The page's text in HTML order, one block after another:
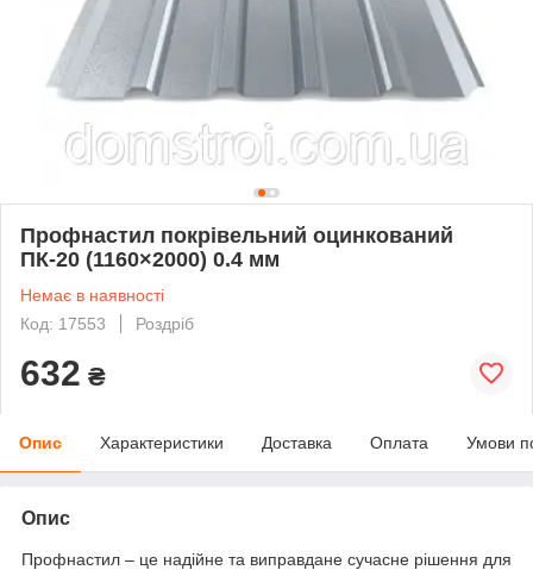
Профнастил покрівельний оцинкований
ПК-20 (1160×2000) 0.4 мм
Немає в наявності
Код: 17553
Роздріб
632 ₴
Опис Характеристики Доставка Оплата Умови
Опис
Профнастил – це надійне та виправдане сучасне рішення для